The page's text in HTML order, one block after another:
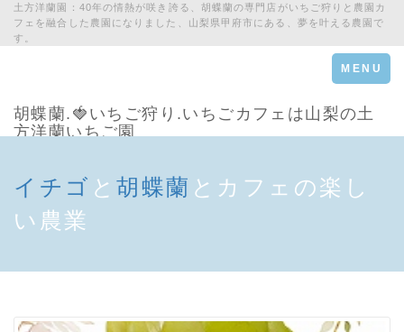
土方洋蘭園：40年の情熱が咲き誇る、胡蝶蘭の専門店がいちご狩りと農園カ
フェを融合した農園になりました、山梨県甲府市にある、夢を叶える農園で
す。
Toggle
navigation
MENU
胡蝶蘭.🍓いちご狩り.いちごカフェは山梨の土
方洋蘭いちご園
イチゴ と 胡蝶蘭 とカフェの楽し
い農業